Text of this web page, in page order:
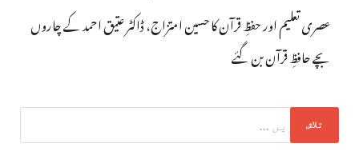
عصری تعلیم اور حفظِ قرآن کا حسین امتزاج، ڈاکٹر عتیق احمد کے چاروں
بچے حافظِ قرآن بن گئے